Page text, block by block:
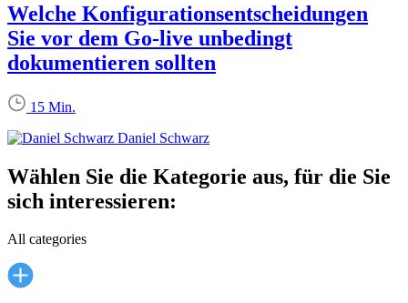
Welche Konfigurationsentscheidungen
Sie vor dem Go-live unbedingt
dokumentieren sollten
15 Min.
Daniel Schwarz
Wählen Sie die Kategorie aus, für die Sie
sich interessieren:
All categories